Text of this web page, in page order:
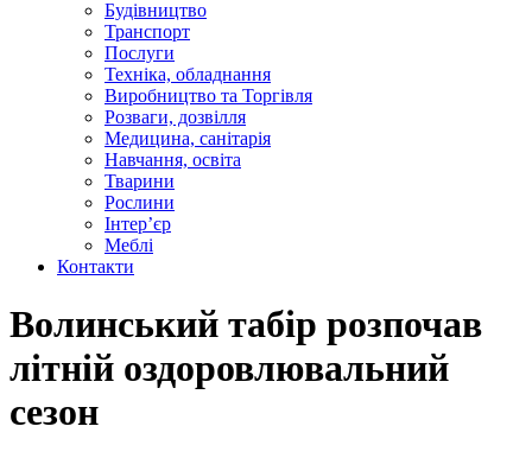
Будівництво
Транспорт
Послуги
Техніка, обладнання
Виробництво та Торгівля
Розваги, дозвілля
Медицина, санітарія
Навчання, освіта
Тварини
Рослини
Інтер’єр
Меблі
Контакти
Волинський табір розпочав
літній оздоровлювальний
сезон